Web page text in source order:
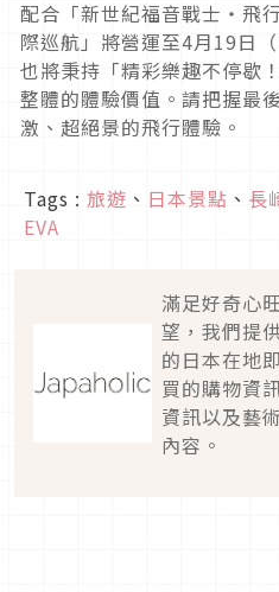
配合「新世紀福音戰士・飛
際巡航」將營運至4月19日
也將秉持「精彩樂趣不停歇
整體的體驗價值。請把握最
激、超絕景的飛行體驗。
Tags : 旅遊 、 日本景點 、 長
EVA
滿足好奇心
望，我們提
的日本在地
買的購物資
資訊以及藝
內容。